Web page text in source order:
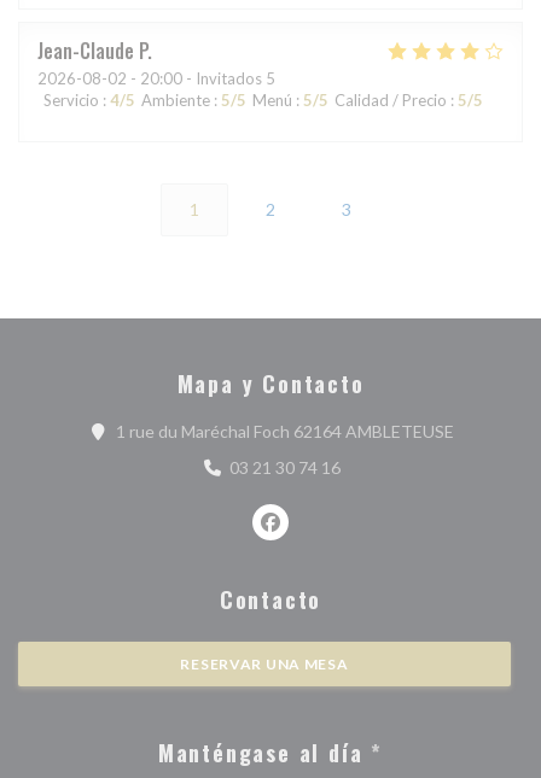
Jean-Claude P
2026-08-02 - 20:00 - Invitados 5
Servicio : 4/5 Ambiente : 5/5 Menú : 5/5 Calidad / Precio : 5/5
1 2 3
Mapa y Contacto
1 rue du Maréchal Foch 62164 AMBLETEUSE((abre en
03 21 30 74 16
Facebook ((abre en una nueva
Contacto
RESERVAR UNA MESA
Manténgase al día *